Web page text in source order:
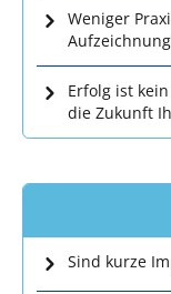
Weniger
Erfolg ist
die Zukunft
Sind kurze